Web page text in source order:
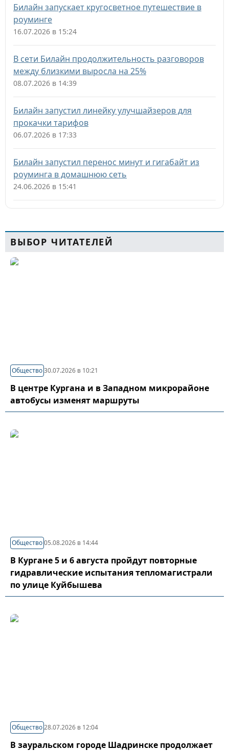
Билайн запускает кругосветное путешествие в
роуминге
16.07.2026 в 15:24
В сети Билайн продолжительность разговоров
между близкими выросла на 25%
08.07.2026 в 14:39
Билайн запустил линейку улучшайзеров для
прокачки тарифов
06.07.2026 в 17:33
Билайн запустил перенос минут и гигабайт из
роуминга в домашнюю сеть
24.06.2026 в 15:41
ВЫБОР ЧИТАТЕЛЕЙ
Общество30.07.2026 в 10:21
В центре Кургана и в Западном микрорайоне
автобусы изменят маршруты
Общество05.08.2026 в 14:44
В Кургане 5 и 6 августа пройдут повторные
гидравлические испытания тепломагистрали
по улице Куйбышева
Общество28.07.2026 в 12:04
В зауральском городе Шадринске продолжает